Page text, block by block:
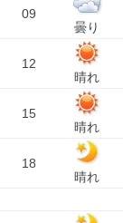
09
曇り
12
晴れ
15
晴れ
18
晴れ